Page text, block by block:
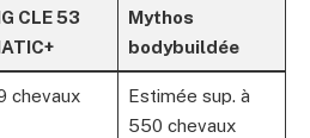
CLE 53
Mythos
bodybuildée
chevaux
Estimée sup. à
550 chevaux